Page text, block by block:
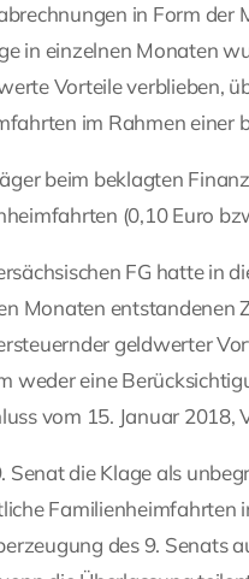
in Form
in einzelnen Monaten
Vorteile verblieben,
im Rahmen
beim beklagten
(0,10 Euro
FG hatte in
Monaten
geldwerter
weder eine
vom 15. Januar 2018,
Senat die Klage als
des 9. Senats